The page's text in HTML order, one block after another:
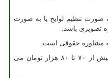
تنظیم لوایح یا به صورت
تصویری باشد.
مشاوره حقوقی است.
در اکثر موارد هزینه این مشاوره بیش از ۷۰ تا ۸۰ هزار تومان می